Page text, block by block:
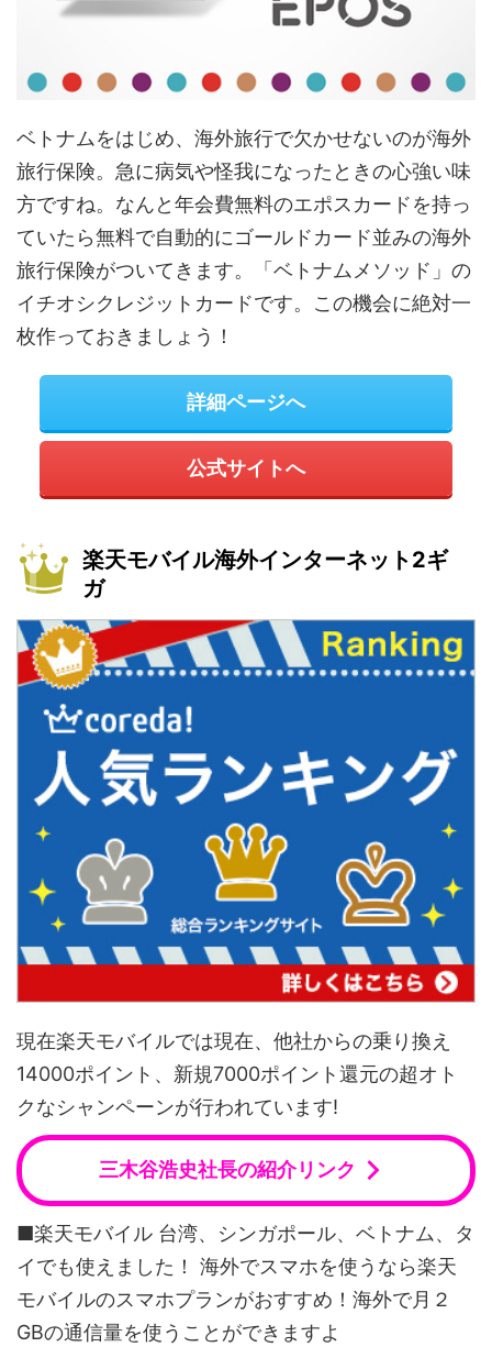
ベトナムをはじめ、海外旅行で欠かせないのが海外
旅行保険。急に病気や怪我になったときの心強い味
方ですね。なんと年会費無料のエポスカードを持っ
ていたら無料で自動的にゴールドカード並みの海外
旅行保険がついてきます。「ベトナムメソッド」の
イチオシクレジットカードです。この機会に絶対一
枚作っておきましょう！
詳細ページへ
公式サイトへ
楽天モバイル海外インターネット2ギ
ガ
現在楽天モバイルでは現在、他社からの乗り換え
14000ポイント、新規7000ポイント還元の超オト
クなシャンペーンが行われています!
三木谷浩史社長の紹介リンク
■楽天モバイル 台湾、シンガポール、ベトナム、タ
イでも使えました！ 海外でスマホを使うなら楽天
モバイルのスマホプランがおすすめ！海外で月２
GBの通信量を使うことができますよ